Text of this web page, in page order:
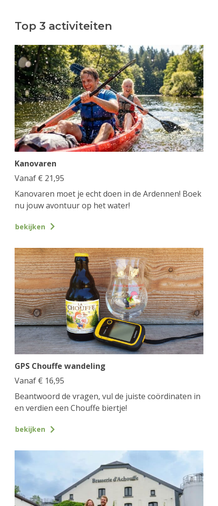
Top 3 activiteiten
Kanovaren
Vanaf € 21,95
Kanovaren moet je echt doen in de Ardennen! Boek
nu jouw avontuur op het water!
bekijken
GPS Chouffe wandeling
Vanaf € 16,95
Beantwoord de vragen, vul de juiste coördinaten in
en verdien een Chouffe biertje!
bekijken